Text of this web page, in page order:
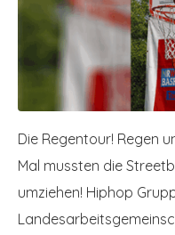
Die Regentour! Regen
Mal mussten die
umziehen! Hiphop